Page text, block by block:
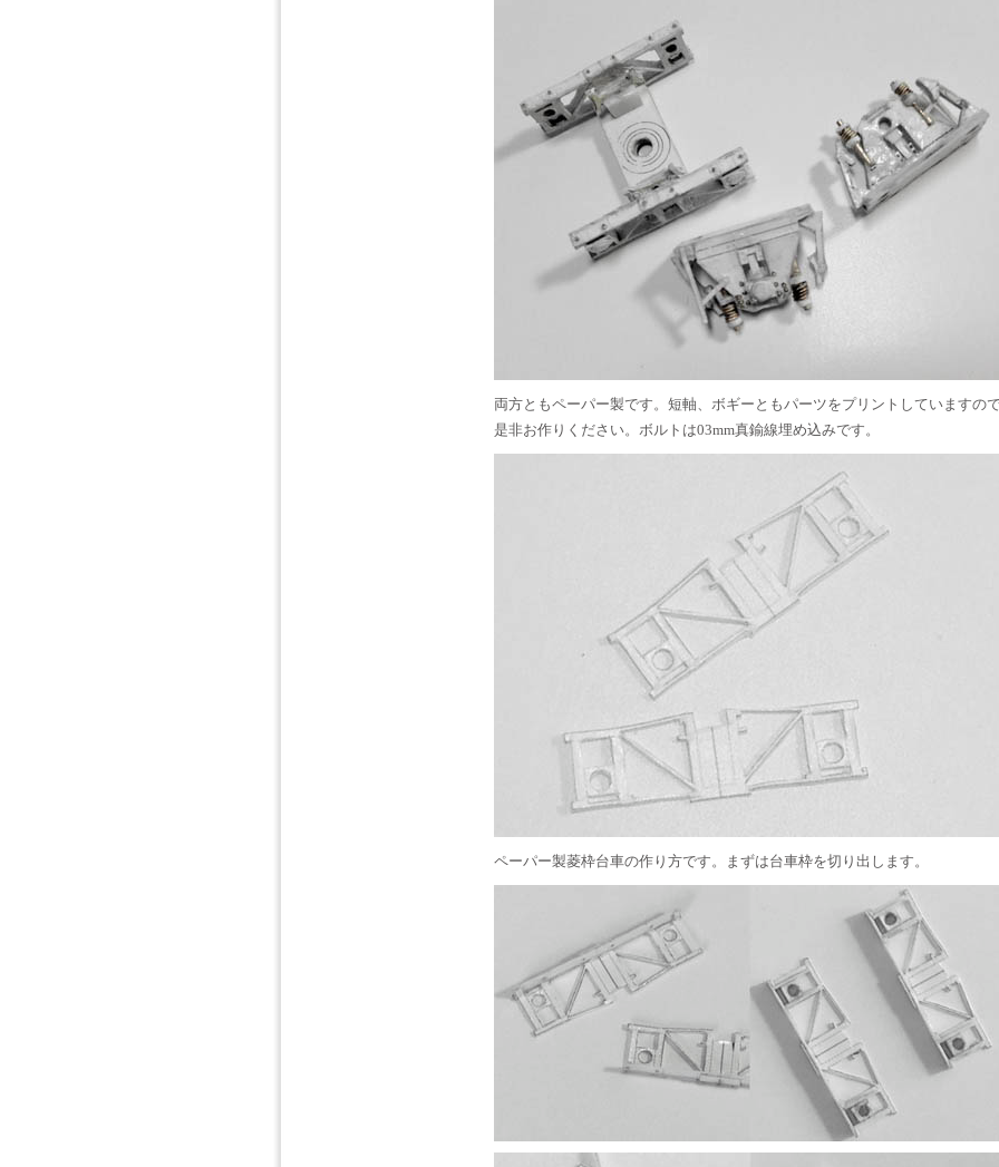
両方ともペーパー製です。短軸、ボギーともパーツをプリントしていますの
是非お作りください。ボルトは03mm真鍮線埋め込みです。
ペーパー製菱枠台車の作り方です。まずは台車枠を切り出します。